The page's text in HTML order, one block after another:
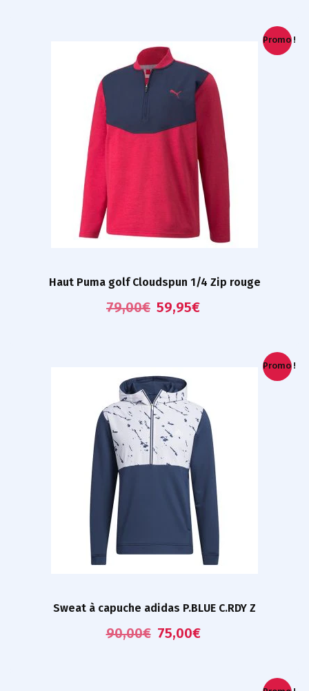
Promo !
Haut Puma golf Cloudspun 1/4 Zip rouge
79,00€ 59,95€
Promo !
Sweat à capuche adidas P.BLUE C.RDY Z
90,00€ 75,00€